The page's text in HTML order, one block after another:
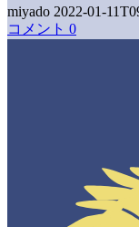
miyado 2022-01-
コメント 0